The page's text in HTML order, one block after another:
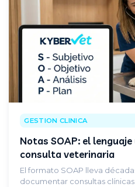
GESTION CLINICA
Notas SOAP: el
consulta veterinaria
El formato SOAP lleva
documentar consultas